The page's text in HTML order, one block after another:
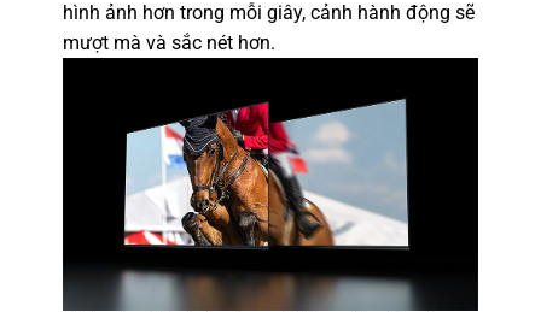
hình ảnh hơn trong mỗi giây, cảnh hành động sẽ
mượt mà và sắc nét hơn.